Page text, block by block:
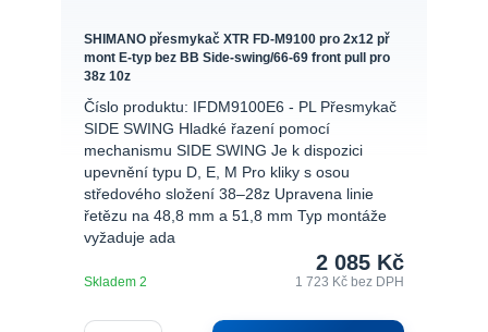
SHIMANO přesmykač XTR FD-M9100 pro 2x12 př
mont E-typ bez BB Side-swing/66-69 front pull pro
38z 10z
Číslo produktu: IFDM9100E6 - PL Přesmykač
SIDE SWING Hladké řazení pomocí
mechanismu SIDE SWING Je k dispozici
upevnění typu D, E, M Pro kliky s osou
středového složení 38–28z Upravena linie
řetězu na 48,8 mm a 51,8 mm Typ montáže
vyžaduje ada
2 085 Kč
1 723 Kčbez DPH
Skladem 2